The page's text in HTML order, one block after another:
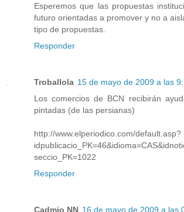
Esperemos que las propuestas
futuro orientadas a promover y no a
tipo de propuestas.
Responder
Troballola 15 de mayo de 2009 a las
Los comercios de BCN recibirán
pintadas (de las persianas)
http://www.elperiodico.com/default.asp?
seccio_PK=1022
Responder
Cadmio NN 16 de mayo de 2009 a las